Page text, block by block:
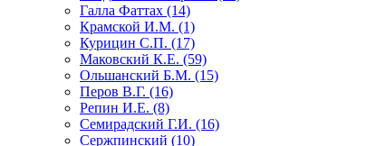
Галла Фаттах (14)
Крамской И.М. (1)
Курицин С.П. (17)
Маковский К.Е. (59)
Ольшанский Б.М. (15)
Перов В.Г. (16)
Репин И.Е. (8)
Семирадский Г.И. (16)
Сержпинский (10)